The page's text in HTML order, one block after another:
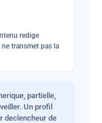
redige
transmet pas la
partielle,
Un profil
declencheur de